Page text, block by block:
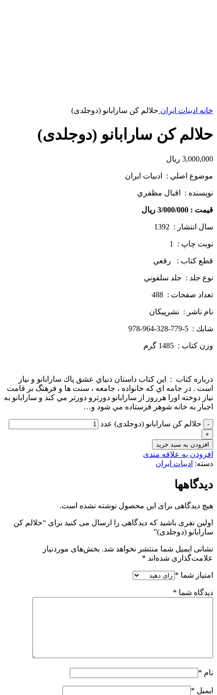
خانه ادبیات ایران حلالم کن سارابانو (دوجلدی)
حلالم کن سارابانو (دوجلدی)
3,000,000 ریال
موضوع اصلي : ادبيات ايران
نويسنده : اقبال مظفري
قيمت : 3/000/000 ريال
سال انتشار : 1392
نوبت چاپ : 1
قطع كتاب : رقعي
نوع جلد : جلد سلفوني
تعداد صفحات : 488
نام ناشر : نشرپيكان
شابك : 5-779-328-964-978
وزن كتاب : 1485 گرم
درباره كتاب : اين كتاب داستان دنياي عشق پاك سارابانو و نياز
است . در جامه اي كه خانواده ، جامعه ، سنت ها و فرهنگ بر قامت
نياز دوخته اورا هرروز از سارابانو دورترو دورتر مي كند و سارابانو به
اجبار به خانه شوهر فرستاده مي شود و…
حلالم کن سارابانو (دوجلدی) عدد
افزودن به سبد خرید
افزودن به علاقه مندی
دسته: ادبیات ایران
دیدگاهها
هیچ دیدگاهی برای این محصول نوشته نشده است.
اولین نفری باشید که دیدگاهی را ارسال می کنید برای “حلالم کن
سارابانو (دوجلدی)”
نشانی ایمیل شما منتشر نخواهد شد. بخش‌های موردنیاز
علامت‌گذاری شده‌اند *
امتیاز شما *
دیدگاه شما *
نام *
ایمیل *